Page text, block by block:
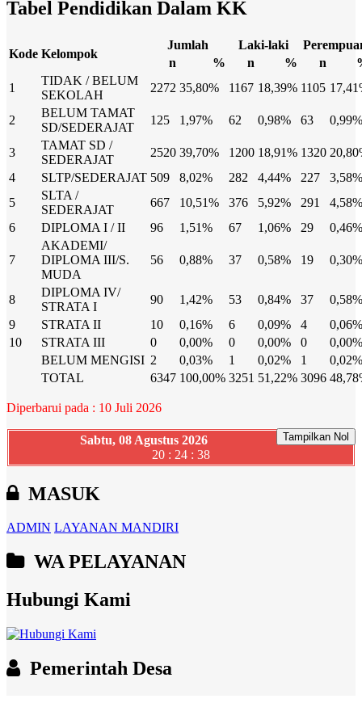
Tabel Pendidikan Dalam KK
Kode Kelompok
Jumlah Laki-laki
n
% n % n
1
TIDAK / BELUM
SEKOLAH
2272 35,80% 1167 18,39% 1105
2
BELUM TAMAT
SD/SEDERAJAT
125 1,97% 62 0,98% 63 0,99%
3
TAMAT SD /
SEDERAJAT
2520 39,70% 1200 18,91% 1320
4
SLTP/SEDERAJAT 509 8,02% 282 4,44% 227
3,58%
5
SLTA /
SEDERAJAT
667 10,51% 376 5,92% 291
4,58%
6
DIPLOMA I / II 96 1,51% 67 1,06% 29 0,46%
7
AKADEMI/
DIPLOMA III/S.
MUDA
56 0,88% 37 0,58% 19 0,30%
8
DIPLOMA IV/
STRATA I
90 1,42% 53 0,84% 37
0,58%
9
STRATA II 10 0,16% 6 0,09% 4
0,06%
10
STRATA III 0 0,00% 0 0,00% 0
0,00%
BELUM MENGISI 2 0,03% 1 0,02% 1
0,02%
TOTAL
6347 100,00% 3251 51,22% 3096
Diperbarui pada : 10 Juli 2026
Tampilkan Nol
Sabtu, 08 Agustus 2026
20 : 24 : 39
MASUK
ADMIN LAYANAN MANDIRI
WA PELAYANAN
Hubungi Kami
Pemerintah Desa